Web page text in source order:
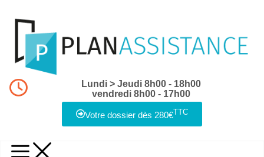
Lundi > Jeudi 8h00 - 18h00
vendredi 8h00 - 17h00
Votre dossier dès 280€TTC